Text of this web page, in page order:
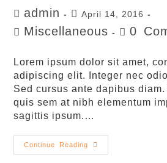
admin April 14, 2016
Miscellaneous 0
Lorem ipsum dolor sit amet,
adipiscing elit. Integer nec odio.
Sed cursus ante dapibus diam.
quis sem at nibh elementum
sagittis ipsum.…
Continue Reading